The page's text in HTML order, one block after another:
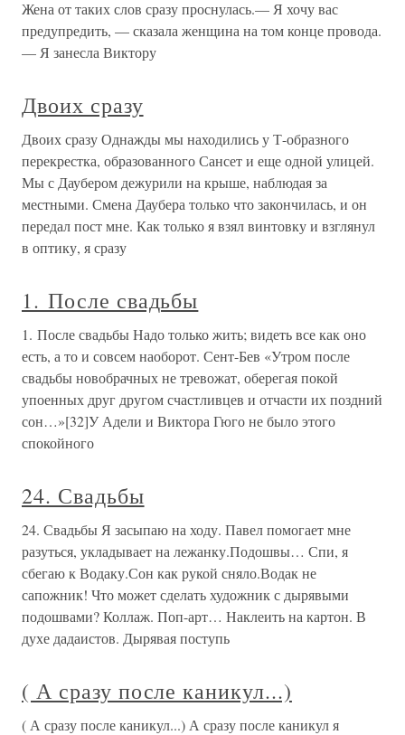
Жена от таких слов сразу проснулась.— Я хочу вас
предупредить, — сказала женщина на том конце провода.
— Я занесла Виктору
Двоих сразу
Двоих сразу Однажды мы находились у Т-образного
перекрестка, образованного Сансет и еще одной улицей.
Мы с Даубером дежурили на крыше, наблюдая за
местными. Смена Даубера только что закончилась, и он
передал пост мне. Как только я взял винтовку и взглянул
в оптику, я сразу
1. После свадьбы
1. После свадьбы Надо только жить; видеть все как оно
есть, а то и совсем наоборот. Сент-Бев «Утром после
свадьбы новобрачных не тревожат, оберегая покой
упоенных друг другом счастливцев и отчасти их поздний
сон…»[32]У Адели и Виктора Гюго не было этого
спокойного
24. Свадьбы
24. Свадьбы Я засыпаю на ходу. Павел помогает мне
разуться, укладывает на лежанку.Подошвы… Спи, я
сбегаю к Водаку.Сон как рукой сняло.Водак не
сапожник! Что может сделать художник с дырявыми
подошвами? Коллаж. Поп-арт… Наклеить на картон. В
духе дадаистов. Дырявая поступь
( А сразу после каникул...)
( А сразу после каникул...) А сразу после каникул я